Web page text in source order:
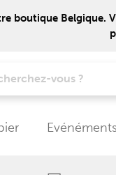
boutique Belgique.